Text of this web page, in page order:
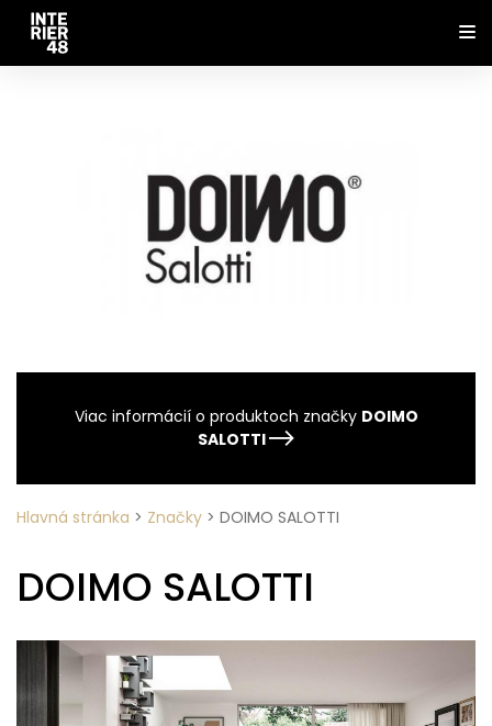
Viac informácií o produktoch značky DOIMO
SALOTTI
Hlavná stránka > Značky > DOIMO SALOTTI
DOIMO SALOTTI